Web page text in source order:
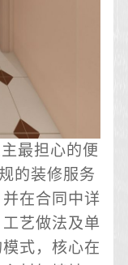
最担心的便
的装修服务
在合同中详
艺做法及单
模式，核心在